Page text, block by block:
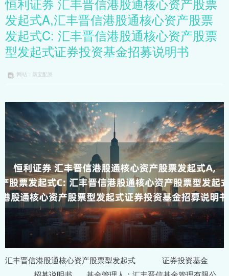
恒利证券 汇丰晋信港股通核心资产股票
发起式A,汇丰晋信港股通核心资产股票
发起式C: 汇丰晋信港股通核心资产股票
型发起式证券投资基金招募说明书
网站：新宝配资
汇丰晋信港股通核心资产股票型发起式 证券投资基金 招募说明书 基金管理人：汇丰晋信基金管理有限公司 基金托管人：招商银行股份有限公司 二〇二五年七月 PUBLIC 汇丰晋信港股通核心资产股票型发起式证券投资基金 招募说明书 重要提示 汇丰晋信港股通核心资产股票型发起式证券投资基金的募集申请于【2025】年【4】月 【8】日经中国证监会证监许可2025【738】号文准予注册。 本基金管理人保证招募说明书的内容真实、准确、完整。 本招募说明书经中国证监会注册，但中国证监会对本基金募集的注册，并不表明其对本 基金的价值和收益作出实质性判断或保证，也不表明投资于本基金没有风险。中国证监会不 对基金的投资价值及市场前景等作出实质性判断或者保证。 汇丰晋信港股通核心资产股票型发起式证券投资基金（以下简称“本基金” ）投资于证 券市场，基金净值会因为证券市场波动等因素产生波动，投资者根据所持有的基金份额享受 基金收益，同时承担相应的投资风险。本基金投资中的风险包括：市场风险、管理风险、职 业道德风险、流动性风险、合规性风险、投资资产支持证券的风险、投资港股通标的股票的 风险、基金合同提前终止的风险等。 本基金是一只股票型基金，其预期风险和预期收益水平高于混合型基金、债券型基金和 货币市场基金。 本基金除了投资于 A 股上市公司外，还投资港股通标的股票。除了需要承担与境内证 券投资基金类似的市场波动风险等一般投资风险之外，本基金还会面临港股通机制下因投资 环境、投资标的、市场制度以及交易规则等差异带来的特有风险，包括港股市场股价波动较 大的风险（港股市场实行 T+0 回转交易，且对个股不设涨跌幅限制，港股股价可能表现出比 A 股更为剧烈的股价波动） 、汇率风险（汇率波动可能对基金的投资收益造成损失） 、港股通 机制下交易日不连贯可能带来的风险（在内地开市香港休市的情形下，港股通不能正常交易， 港股不能及时卖出，可能带来一定的流动性风险）等。 本基金可投资于资产支持证券。基金管理人虽然已制定了投资决策流程和风险控制制度， 但本基金仍将面临资产支持证券所特有的价格波动风险、流动性风险、信用风险等各种风险。 基金合同生效之日起三年后的对应日（若无对应日则顺延至下一日），若基金资产净值 低于 2 亿元，本基金应当按照基金合同约定的程序进行清算并终止，且不得通过召开基金份 额持有人大会的方式延续。故基金合同存在提前终止的风险。 当本基金持有特定资产且存在或潜在大额赎回申请时，基金管理人履行相应程序后，可 以启用侧袋机制，具体详见基金合同和本招募说明书的有关章节。侧袋机制实施期间，基金 管理人将对基金简称进行特殊标识，并不办理侧袋账户的申购赎回。请基金份额持有人仔细 PUBLIC 汇丰晋信港股通核心资产股票型发起式证券投资基金 招募说明书 阅读相关内容并关注本基金启用侧袋机制时的特定风险。 投资有风险，投资人认购（或申购）基金时应认真阅读本基金的招募说明书、基金合同 和基金产品资料概要等信息披露文件，全面认识本基金的风险收益特征和产品特性，并充分 考虑自身的风险承受能力，理性判断市场，自主判断基金的投资价值，谨慎做出投资决策， 自行承担投资风险。 基金的过往业绩并不预示其未来表现，基金管理人管理的其他基金的业绩也不构成对本 基金业绩表现的保证。 基金管理人依照恪尽职守、诚实信用、谨慎勤勉的原则管理和运用基金财产，但不保证 基金一定盈利，也不保证最低收益。基金管理人提醒投资者基金投资的“买者自负”原则， 在投资者作出投资决策后，基金运营状况与基金净值变化引致的投资风险，由投资者自行负 责。 请个人投资者阅读并充分了解《汇丰晋信基金管理有限公司用户隐私政策》 （https://www.hsbcjt.cn/zcytk/bmxy），知晓并同意汇丰晋信就为您开立基金账户并提供相应 基金业务活动之目的及法律法规和监管规定（如反洗钱、投资者适当性管理、实名制等）的 要求，根据上述隐私政策和法律法规和监管规定收集、使用、存储或以其他方式处理您的个 人信息，您的个人信息包括个人基本资料、个人身份信息、个人财产信息等信息，其中包括 部分敏感个人信息。如果您不同意我们处理您的相关个人信息，我们将无法为您提供基金账 户以及相应的基金业务相关的服务。 对于机构投资者，如涉及提供第三方个人信息的，应当确保个人信息来源合法并且确保 管理人处理其个人信息不违反该第三方的授权同意。机构投资者请提醒该第三方阅读《汇丰 晋信基金用户隐私政策》，特别地应当根据《个人信息保护法》相关规定告知管理人将如何 处理其个人信息，并获得该第三方同意。 PUBLIC 汇丰晋信港股通核心资产股票型发起式证券投资基金 招募说明书 目 录 PUBLIC 汇丰晋信港股通核心资产股票型发起式证券投资基金 招募说明书 第一部分 绪言 《汇丰晋信港股通核心资产股票型发起式证券投资基金招募说明书》（以下简称“招募 说明书”或“本招募说明书”）依照《中华人民共和国证券投资基金法》（以下简称“《基 金法》”）、《公开募集证券投资基金运作管理办法》 （以下简称“《运作办法》”） 、《公开 募集开放式证券投资基金流动性风险管理规定》 （以下简称“《流动性风险管理规定》” ）、《公 开募集证券投资基金销售机构监督管理办法》 （以下简称“《销售办法》”）、 《公开募集证 券投资基金信息披露管理办法》（以下简称“《信息披露办法》”）以及《汇丰晋信港股通 核心资产股票型发起式证券投资基金基金合同》（以下简称“基金合同”）编写。 基金管理人承诺本招募说明书不存在任何虚假记载、误导性陈述或重大遗漏，并对其真 实性、准确性、完整性承担法律责任。 汇丰晋信港股通核心资产股票型发起式证券投资基金（以下简称“基金”或“本基金”） 是根据本招募说明书所载明的资料申请募集的。本基金管理人没有委托或授权任何其他人提 供未在本招募说明书中载明的信息，或对本招募说明书作任何解释或者说明。 本招募说明书根据本基金的基金合同编写，并经中国证券监督管理委员会（以下简称 “中国证监会”）注册。基金合同是约定基金合同当事人之间权利、义务的法律文件。基金 投资人自依基金合同取得基金份额，即成为基金份额持有人和本基金基金合同的当事人，其 持有基金份额的行为本身即表明其对基金合同的承认和接受，并按照《基金法》、基金合同 及其他有关规定享有权利、承担义务。基金投资人欲了解基金份额持有人的权利和义务，应 详细查阅基金合同。 PUBLIC 汇丰晋信港股通核心资产股票型发起式证券投资基金 招募说明书 第二部分 释义 在本招募说明书中，除非文意另有所指，下列词语或简称具有如下含义： 对基金合同的任何有效修订和补充 股票型发起式证券投资基金托管协议》及对该托管协议的任何有效修订和补充 基金招募说明书》及其更新 产品资料概要》及其更新 份额发售公告》 行政规章以及其他对基金合同当事人有约束力的决定、决议、通知等 议通过，经 2012 年 12 月 28 日第十一届全国人民代表大会常务委员会第三十次会议修订， 自 2013 年 6 月 1 日起实施，并经 2015 年 4 月 24 日第十二届全国人民代表大会常务委员会 第十四次会议《全国人民代表大会常务委员会关于修改等七部法 律的决定》修正的《中华人民共和国证券投资基金法》及颁布机关对其不时做出的修订 募集证券投资基金销售机构监督管理办法》及颁布机关对其不时做出的修订 《信息披露办法》 经 2020 年 3 月 20 日中国证监会《关于修改部分证券期货规章的决定》修正的《公开募集证 券投资基金信息披露管理办法》及颁布机关对其不时做出的修订 《运作办法》 集证券投资基金运作管理办法》及颁布机关对其不时做出的修订 PUBLIC 汇丰晋信港股通核心资产股票型发起式证券投资基金 招募说明书 施的《公开募集开放式证券投资基金流动性风险管理规定》及颁布机关对其不时做出的修订 体，包括基金管理人、基金托管人和基金份额持有人 存续或经有关政府部门批准设立并存续的企业法人、事业法人、社会团体或其他组织 境内证券期货投资管理办法》及相关法律法规规定可以投资于在中国境内依法募集的证券投 资基金的中国境外的机构投资者 投资者境内证券期货投资管理办法》及相关法律法规规定，运用来自境外的人民币资金进行 境内证券投资的境外法人 境外机构投资者和发起资金提供方以及法律法规或中国证监会允许购买证券投资基金的其 他投资人的合称 份额的申购、赎回、转换、转托管及定期定额投资等业务 的其他条件，取得基金销售业务资格并与基金管理人签订了基金销售服务协议，办理基金销 售业务的机构 账户的建立和管理、基金份额登记、基金销售业务的确认、清算和结算、代理发放红利、建 立并保管基金份额持有人名册和办理非交易过户等 或接受汇丰晋信基金管理有限公司委托代为办理登记业务的机构 PUBLIC 汇丰晋信港股通核心资产股票型发起式证券投资基金 招募说明书 份额余额及其变动情况的账户 申购、赎回、转换、转托管及定期定额投资等业务而引起的基金份额变动及结余情况的账户 人向中国证监会办理基金备案手续完毕，并获得中国证监会书面确认的日期 清算结果报中国证监会备案并予以公告的日期 个月 证券交易所、深圳证券交易所及港股通（含沪港通和深港通）的共同交易日，如不满足上述 共同交易日的条件，则本基金不开放 理人所管理的开放式证券投资基金登记方面的业务规则，由基金管理人和投资人共同遵守 份额的行为 份额的行为 求将基金份额兑换为现金的行为 申请将其持有基金管理人管理的、某一基金的基金份额转换为基金管理人管理的其他基金基 金份额的行为 销售机构的操作 PUBLIC 汇丰晋信港股通核心资产股票型发起式证券投资基金 招募说明书 金额及扣款方式，由销售机构于每期约定扣款日在投资人指定银行账户内自动完成扣款及受 理基金申购申请的一种投资方式 换中转出申请份额总数后扣除申购申请份额总数及基金转换中转入申请份额总数后的余额) 超过上一开放日基金总份额的 10% 已实现的其他合法收入及因运用基金财产带来的成本和费用的节约 他资产的价值总和 额净值的过程 披露办法》规定的互联网网站（包括基金管理人网站、基金托管人网站、中国证监会基金电 子披露网站）等媒介 有人服务的费用 额分为不同的类别，各基金份额类别分别设置代码，分别计算和公告基金份额净值和基金份 额累计净值 予以变现的资产，包括但不限于到期日在 10 个交易日以上的逆回购与银行定期存款（含协 议约定有条件提前支取的银行存款） 、停牌股票、流通受限的新股及非公开发行股票、资产 支持证券、因发行人债务违约无法进行转让或交易的债券等 式，将基金调整投资组合的市场冲击成本分配给实际申购、赎回的投资者，从而减少对存量 基金份额持有人利益的不利影响，确保投资人的合法权益不受损害并得到公平对待 PUBLIC 汇丰晋信港股通核心资产股票型发起式证券投资基金 招募说明书 置清算，目的在于有效隔离并化解风险，确保投资者得到公平对待，属于流动性风险管理工 具。侧袋机制实施期间，原有账户称为主袋账户，专门账户称为侧袋账户 （一）无可参考的活跃市场价格且采用估值技术仍导致公允价值 存在重大不确定性的资产； （二）按摊余成本计量且计提资产减值准备仍导致资产价值存在 重大不确定性的资产；（三）其他资产价值存在重大不确定性的资产 券交易服务公司，向香港联合交易所进行申报，买卖规定范围内的香港联合交易所上市的股 票 基金管理人、基金管理人股东、基金管理人高级管理人员或基金经理（指基金管理人员工中 依法具有基金经理资格者，包括但不限于本基金的基金经理，下同）等人员承诺认购一定金 额并持有一定期限的证券投资基金 人员或基金经理等人员参与认购本基金的资金。发起资金认购本基金的金额不低于 1000 万 元，且发起资金认购的基金份额持有期限不低于三年 期限不少于三年的基金管理人股东、基金管理人、基金管理人高级管理人员或基金经理等人 员 PUBLIC 汇丰晋信港股通核心资产股票型发起式证券投资基金 招募说明书 第三部分 基金管理人 一、基金管理人概况 名称：汇丰晋信基金管理有限公司 住所：中国（上海）自由贸易试验区世纪大道 8 号上海国金中心汇丰银行大楼 17 楼 办公地址：中国（上海）自由贸易试验区世纪大道 8 号上海国金中心汇丰银行大楼 17 楼 法定代表人：刘鹏飞 成立时间：2005 年 11 月 16 日 批准设立机关：中国证监会 批准设立文号：证监基金字【2005】172 号 组织形式：有限责任公司 注册资本：2 亿元人民币 存续期限：持续经营 联系人：周慧 联系电话：021-20376868 公司的股权结构如下： 山西信托股份有限公司（以下简称“山西信托”）持有 51%的股权，HSBC Global Asset Management （UK） Limited （汇丰环球投资管理（英国）有限公司）持有 49%的股权。 二、主要人员情况 刘鹏飞先生，董事长，大学本科。曾任山西国信投资集团有限公司投资管理部副总经理， 山西金融投资控股集团有限公司资本运营部副总经理、金融投资部总经理、职工董事，山西 太行产业投资基金管理有限公司党委书记、董事长，山西信创产业园有限公司执行董事。现 任山西金融投资控股集团有限公司党委委员、副总经理，同时兼任山西金信清洁引导投资有 限公司临时党支部书记，山西金控资本管理有限公司党支部书记、董事长，山西证券股份有 限公司董事，山西金融投资集团有限公司董事。 何慧芬女士，副董事长兼董事，硕士研究生。曾任摩根大通银行市场推广部副财务主管、 PUBLIC 汇丰晋信港股通核心资产股票型发起式证券投资基金 招募说明书 恒生银行市场推广部高级投资产品经理、国卫（AXA）保险金融有限公司财富管理部助理总 经理、富达亚洲控股私人有限公司中国香港地区机构业务客户关系管理负责人、亚洲（日本 除外）董事总经理、中国区董事长。现任汇丰环球投资管理（香港）有限公司亚太区行政总 裁，同时兼任汇丰环球投资管理（香港）有限公司董事、汇丰投资基金(香港)有限公司董事、 汇丰环球投资管理（台湾）有限公司董事、汇丰环球投资管理控股（巴哈马）董事、汇丰环 球投资管理（日本）有限公司董事和汇丰环球投资管理（新加披）有限公司董事。 武旭先生，董事，硕士研究生。曾任山西信托股份有限公司党委办公室主任和董事会办 公室主任，山西金融投资控股集团有限公司董事会办公室副主任、综合管理部总经理，山西 省产权交易中心股份有限公司董事，山西信托股份有限公司董事、党委书记。现任山西信托 股份有限公司党委书记、董事长。 李选进先生，董事，硕士研究生。曾任怡富基金（摩根资产管理）电子商务及项目发展 部经理、业务拓展总监，汇丰投资管理（香港）董事兼亚太区企业拓展及中国事业主管，汇 丰晋信基金管理有限公司总经理、董事，汇丰中华证券投资信托股份有限公司董事长。现任 汇丰晋信基金管理有限公司总经理。 梅建平先生，独立董事，博士研究生。曾任纽约大学金融学副教授、芝加哥大学访问副 教授、阿姆斯特丹大学访问副教授、清华大学特聘教授。现任长江商学院教授同时兼任宝龙 地产控股有限公司独立非执行董事和 MI 能源控股有限公司独立非执行董事。 叶迪奇先生，独立董事，硕士研究生。曾担任汇丰银行（美国）西岸业务副总裁，汇丰 银行（香港）零售部主管、汇丰银行中国总代表处中国业务总裁、交通银行副行长、国际金 融协会（IIF）亚太区首席代表、星展银行（香港）有限公司独立董事。现任陆金所控股有限 公司董事长、独立非执行董事。 胡大源先生，独立董事，博士研究生。曾任美国肯塔基大学博士后研究员，北京大学国 家发展研究院 BiMBA 商学院中方院长，北京大学国家发展研究院副院长、党委书记。现任 北京大学国家发展研究院教授。 姚伟先生，监事会主席，硕士研究生。曾任山西金融投资控股集团有限公司人力资源部 副总经理、审计部副总经理。现任山西金融投资控股集团有限公司审计部总经理，同时兼任 山西金融租赁有限公司监事、监事会主席，山西金控资本管理有限公司董事，山西国信医疗 健康投资管理有限公司监事。 王云峰先生，监事，大学本科。曾任职于中国银行和德意志银行，2005 年加入汇丰集 PUBLIC 汇丰晋信港股通核心资产股票型发起式证券投资基金 招募说明书 团，先后担任环球资本市场、环球银行与资本市场中国区常务总监、香港上海汇丰银行有限 公司环球银行及资本市场中国区主管。现任汇丰银行（中国）有限公司副董事长、行长兼行 政总裁同时兼任中国银行业协会第四届常务委员会主任，上海市金融业联合会理事金融人才 专业委员会主任委员，中国金融四十人论坛理事，深圳证券交易所理事会战略发展委员会委 员，中国儿童发展基金管理委员会委员，上海海外联谊会理事，惠灵顿（中国）理事，中国 人民政治协商会议上海市第十四届委员会委员，香港上海汇丰银行有限公司行政委员。 周韫女士，监事，大学本科。曾任 That's Shanghai 英文月刊编辑部主编助理，加拿大邮 报传媒新闻社上海分社编辑部调研员，道琼斯金融通讯社上海分社编辑部研究员。2015 年 8 月加入汇丰晋信基金管理有限公司，先后担任市场经理、市场推广部副总监等职，现任汇丰 晋信基金管理有限公司品宣和投资沟通部总监。 林琳女士，监事，大学本科。曾任职于泰信基金管理有限公司综合管理部，2014 年 5 月 加入汇丰晋信基金管理有限公司，先后担任监察稽核部合规助理、助理监察稽核经理、监察 稽核经理、高级监察稽核经理、监察稽核部副总监等职，现任汇丰晋信基金管理有限公司监 察稽核部总监。 李选进先生，总经理，硕士研究生。曾任怡富基金（摩根资产管理）电子商务及项目发 展部经理、业务拓展总监，汇丰投资管理（香港）董事兼亚太区企业拓展及中国事业主管， 汇丰晋信基金管理有限公司总经理、董事，汇丰中华证券投资信托股份有限公司董事长。 王立荣先生，副总经理，硕士研究生。曾任山西信托固定收益部副总经理、证券投资部 副总经理、创新业务部总监；上海万方投资管理有限公司副总经理；汇丰晋信基金管理有限 公司副督察长。 陆彬先生，副总经理兼权益投资部总监、基金经理，硕士研究生。曾任汇丰晋信基金管 理有限公司助理研究员、研究员、助理研究总监、总经理助理。 吕占甲先生，副总经理，硕士研究生。曾任交通银行股份有限公司总行管理培训生、资 产管理业务中心资深专员、资产管理业务中心私银理财部副总经理，交银理财有限责任公司 固定收益部副总经理、固定收益部总经理、多资产投资部总经理。 苑忠磊先生，副总经理兼首席运营官，硕士研究生。曾任汇丰银行（中国）有限公司技 术与运营革新部项目助理、项目专员、高级项目专员、项目经理、高级项目经理，业务变革 服务部（原技术与运营革新部）高级项目经理、总监。 何寒熙女士，副总经理兼市场部总监，硕士研究生。曾任职于建设银行上海市分行市场 PUBLIC 汇丰晋信港股通核心资产股票型发起式证券投资基金 招募说明书 发展部和富国基金管理有限公司市场发展部。2005 年 11 月加入汇丰晋信基金管理有限公 司，历任市场推广部副总监、市场部总监、总经理助理。 周慧女士，督察长，硕士研究生。曾任德勤华永会计师事务所税务咨询专员、光大保德 信基金管理有限公司监察稽核助理。2005 年 6 月加入汇丰晋信基金管理有限公司，历任稽 核专员、稽核经理、监察稽核部副总监、监察稽核部总监。 杨剑青先生，首席信息官（信息技术负责人），大学本科。曾任恒生电子股份有限公司 基金事业部模块开发经理及基金党支部支部书记，汇丰晋信基金管理有限公司应用支持分析 师、信息技术部副总监、信息技术部总监。 吴平先生，风控负责人，大学本科。曾任汇丰晋信基金管理有限公司风险控制经理、风 险控制高级经理、风险管理部副总监、风险管理部总监、首席风险官。 罗琤女士，财务负责人，硕士研究生。曾任富国基金管理有限公司财务会计，汇丰晋信 基金管理有限公司会计、高级会计、会计经理、财务副总监、财务总监。 周宗舟先生，硕士研究生。曾任招商基金管理有限公司研究员、富国基金管理有限公司 高级研究员、汇丰晋信基金管理有限公司投资经理。现任汇丰晋信创新先锋股票型证券投资 基金（管理时间：2023 年 5 月 13 日至今）基金经理。 李选进，总经理；陆彬，副总经理、权益投资部总监兼汇丰晋信动态策略混合型证券投 资基金、汇丰晋信智造先锋股票型证券投资基金、汇丰晋信低碳先锋股票型证券投资基金、 汇丰晋信核心成长混合型证券投资基金、汇丰晋信研究精选混合型证券投资基金、汇丰晋信 龙腾混合型证券投资基金以及汇丰晋信时代先锋混合型证券投资基金基金经理；吕占甲，副 总经理；闵良超，股票研究总监，汇丰晋信 2026 生命周期证券投资基金、汇丰晋信新动力 混合型证券投资基金、汇丰晋信大盘股票型证券投资基金、汇丰晋信沪港深股票型证券投